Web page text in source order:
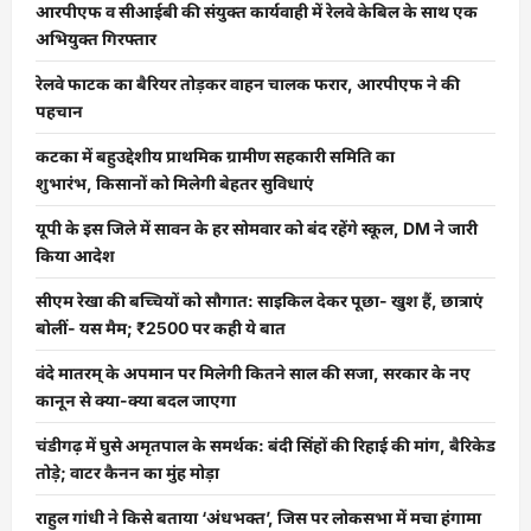
आरपीएफ व सीआईबी की संयुक्त कार्यवाही में रेलवे केबिल के साथ एक
अभियुक्त गिरफ्तार
रेलवे फाटक का बैरियर तोड़कर वाहन चालक फरार, आरपीएफ ने की
पहचान
कटका में बहुउद्देशीय प्राथमिक ग्रामीण सहकारी समिति का
शुभारंभ, किसानों को मिलेगी बेहतर सुविधाएं
यूपी के इस जिले में सावन के हर सोमवार को बंद रहेंगे स्कूल, DM ने जारी
किया आदेश
सीएम रेखा की बच्चियों को सौगात: साइकिल देकर पूछा- खुश हैं, छात्राएं
बोलीं- यस मैम; ₹2500 पर कही ये बात
वंदे मातरम् के अपमान पर मिलेगी कितने साल की सजा, सरकार के नए
कानून से क्या-क्या बदल जाएगा
चंडीगढ़ में घुसे अमृतपाल के समर्थक: बंदी सिंहों की रिहाई की मांग, बैरिकेड
तोड़े; वाटर कैनन का मुंह मोड़ा
राहुल गांधी ने किसे बताया ‘अंधभक्त’, जिस पर लोकसभा में मचा हंगामा